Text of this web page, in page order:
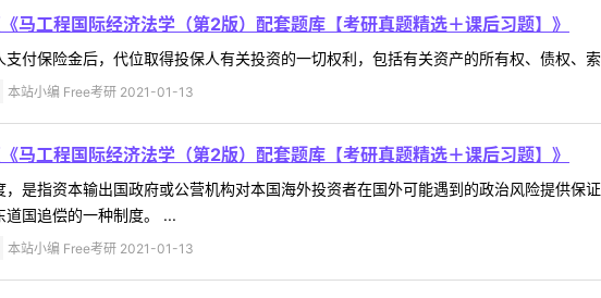
马工程国际经济法学（第2版）配套题库【考研真题精选＋课后习题】》
支付保险金后，代位取得投保人有关投资的一切权利，包括有关资产的所有权、债权、
本站小编 Free考研 2021-01-13
马工程国际经济法学（第2版）配套题库【考研真题精选＋课后习题】》
，是指资本输出国政府或公营机构对本国海外投资者在国外可能遇到的政治风险提供
道国追偿的一种制度。 ...
本站小编 Free考研 2021-01-13